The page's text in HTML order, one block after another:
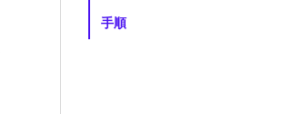
手順